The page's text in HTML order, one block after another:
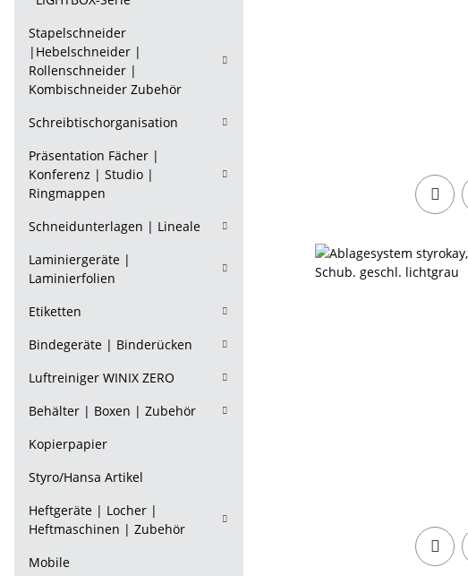
Stapelschneider
|Hebelschneider |
Rollenschneider |
Kombischneider Zubehör
Schreibtischorganisation
Präsentation Fächer |
Konferenz | Studio |
Ringmappen
Schneidunterlagen | Lineale
Laminiergeräte |
Laminierfolien
Etiketten
Bindegeräte | Binderücken
Luftreiniger WINIX ZERO
Behälter | Boxen | Zubehör
Kopierpapier
Styro/Hansa Artikel
Heftgeräte | Locher |
Heftmaschinen | Zubehör
Mobile